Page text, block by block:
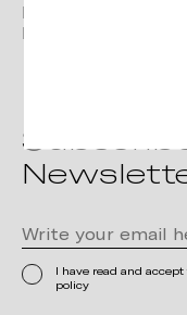
Linkedin
Pinterest
I have read and
policy